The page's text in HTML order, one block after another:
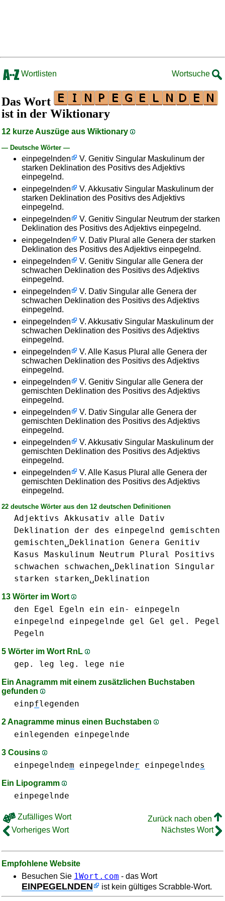
Wortlisten Wortsuche
Das Wort
ist in der Wiktionary
12 kurze Auszüge aus Wiktionary
— Deutsche Wörter —
einpegelnden
V. Genitiv Singular Maskulinum der
starken Deklination des Positivs des Adjektivs
einpegelnd.
einpegelnden
V. Akkusativ Singular Maskulinum der
starken Deklination des Positivs des Adjektivs
einpegelnd.
einpegelnden
V. Genitiv Singular Neutrum der starken
Deklination des Positivs des Adjektivs einpegelnd.
einpegelnden
V. Dativ Plural alle Genera der starken
Deklination des Positivs des Adjektivs einpegelnd.
einpegelnden
V. Genitiv Singular alle Genera der
schwachen Deklination des Positivs des Adjektivs
einpegelnd.
einpegelnden
V. Dativ Singular alle Genera der
schwachen Deklination des Positivs des Adjektivs
einpegelnd.
einpegelnden
V. Akkusativ Singular Maskulinum der
schwachen Deklination des Positivs des Adjektivs
einpegelnd.
einpegelnden
V. Alle Kasus Plural alle Genera der
schwachen Deklination des Positivs des Adjektivs
einpegelnd.
einpegelnden
V. Genitiv Singular alle Genera der
gemischten Deklination des Positivs des Adjektivs
einpegelnd.
einpegelnden
V. Dativ Singular alle Genera der
gemischten Deklination des Positivs des Adjektivs
einpegelnd.
einpegelnden
V. Akkusativ Singular Maskulinum der
gemischten Deklination des Positivs des Adjektivs
einpegelnd.
einpegelnden
V. Alle Kasus Plural alle Genera der
gemischten Deklination des Positivs des Adjektivs
einpegelnd.
22 deutsche Wörter aus den 12 deutschen Definitionen
Adjektivs Akkusativ alle
Dativ
Deklination
der des einpegelnd
gemischten
gemischten␣Deklination Genera Genitiv
Kasus
Maskulinum Neutrum Plural
Positivs
schwachen
schwachen␣Deklination
Singular
starken
starken␣Deklination
13 Wörter im Wort
den Egel Egeln ein ein-
einpegeln
einpegelnd
einpegelnde gel Gel gel.
Pegel
Pegeln
5 Wörter im Wort RnL
gep. leg leg. lege nie
Ein Anagramm mit einem zusätzlichen Buchstaben
gefunden
einpflegenden
2 Anagramme minus einen Buchstaben
einlegenden einpegelnde
3 Cousins
einpegelndem einpegelnder einpegelndes
Ein Lipogramm
einpegelnde
Zufälliges Wort
Zurück nach oben
Vorheriges Wort
Nächstes Wort
Empfohlene Website
Besuchen Sie 1Wort.com - das Wort
EINPEGELNDEN ist kein gültiges Scrabble-Wort.